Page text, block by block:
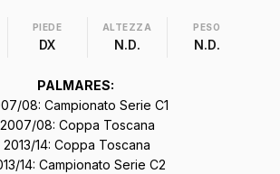
PIEDE
DX
ALTEZZA
N.D.
PESO
N.D.
PALMARES:
08: Campionato Serie C1
2007/08: Coppa Toscana
2013/14: Coppa Toscana
14: Campionato Serie C2